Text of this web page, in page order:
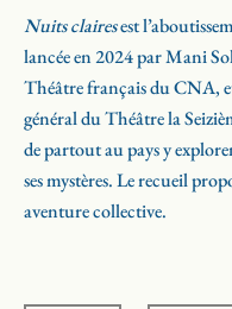
mémoire et de récits
à pied comme à vélo,
qui monte à la surface
Nuits clairesest
lancée en 2024 par Mani
Théâtre français du CNA,
général du Théâtre la
de partout au pays y
ses mystères. Le recueil
aventure collective.